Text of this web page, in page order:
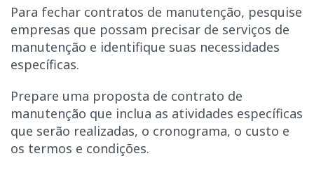
Para fechar contratos de manutenção, pesquise
empresas que possam precisar de serviços de
manutenção e identifique suas necessidades
específicas.
Prepare uma proposta de contrato de
manutenção que inclua as atividades específicas
que serão realizadas, o cronograma, o custo e
os termos e condições.